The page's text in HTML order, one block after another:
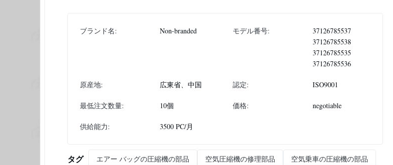
ブランド名: Non-branded モデル番号:
37126785537
37126785538
37126785535
37126785536
原産地: 広東省、中国 認定: ISO9001
最低注文数量: 10個 価格: negotiable
供給能力: 3500 PC/月
タグ エアー バッグの圧縮機の部品 空気圧縮機の修理部品 空気乗車の圧縮機の部品